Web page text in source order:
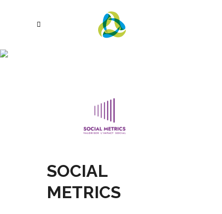
SOCIAL
METRICS